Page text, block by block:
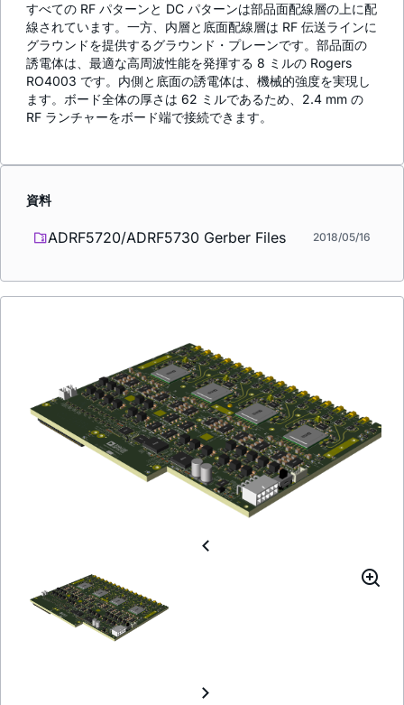
すべての RF パターンと DC パターンは部品面配線層の上に配
線されています。一方、内層と底面配線層は RF 伝送ラインに
グラウンドを提供するグラウンド・プレーンです。部品面の
誘電体は、最適な高周波性能を発揮する 8 ミルの Rogers
RO4003 です。内側と底面の誘電体は、機械的強度を実現し
ます。ボード全体の厚さは 62 ミルであるため、2.4 mm の
RF ランチャーをボード端で接続できます。
資料
ADRF5720/ADRF5730 Gerber Files 2018/05/16